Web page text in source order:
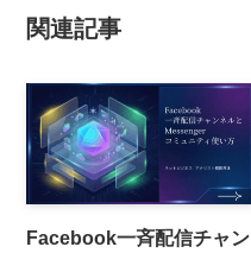
関連記事
Facebook一斉配信チャン